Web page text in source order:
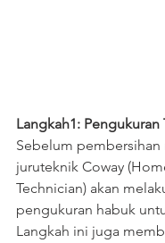
Langkah1: Pengukuran
Sebelum pembersihan
juruteknik Coway
Technician) akan
pengukuran habuk
Langkah ini juga